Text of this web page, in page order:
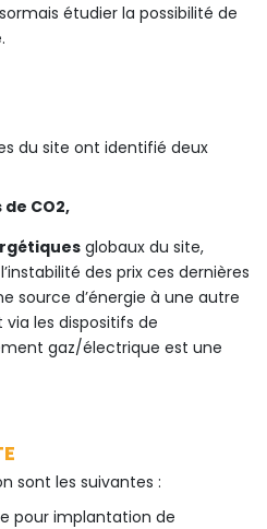
étudier la possibilité de
du site ont identifié deux
CO2,
globaux du site,
des prix ces dernières
source d’énergie à une autre
les dispositifs de
gaz/électrique est une
sont les suivantes :
pour implantation de